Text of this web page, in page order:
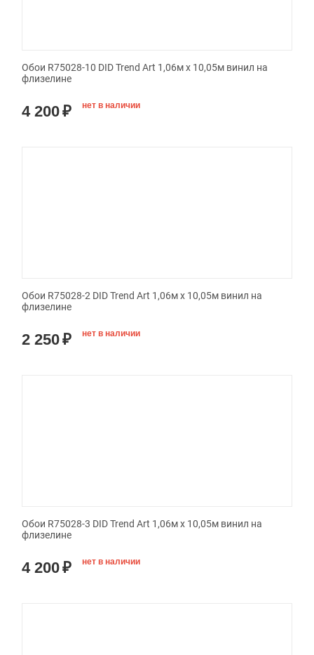
Обои R75028-10 DID Trend Art 1,06м х 10,05м винил на
флизелине
4 200₽ нет в наличии
Обои R75028-2 DID Trend Art 1,06м х 10,05м винил на
флизелине
2 250₽ нет в наличии
Обои R75028-3 DID Trend Art 1,06м х 10,05м винил на
флизелине
4 200₽ нет в наличии